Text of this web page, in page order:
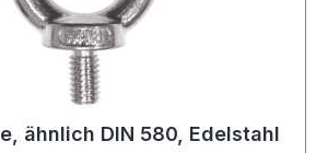
ähnlich DIN 580, Edelstahl